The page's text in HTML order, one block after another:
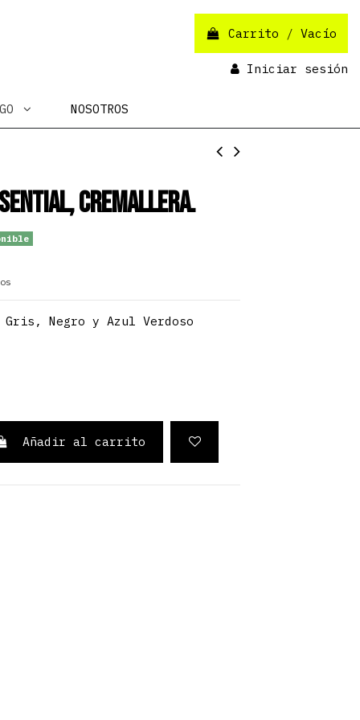
Carrito / Vacío
Iniciar sesión
NOSOTROS
cremallera.
Gris, Negro y Azul Verdoso
Añadir al carrito